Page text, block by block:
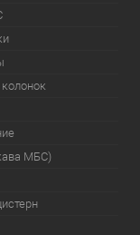
МБС)